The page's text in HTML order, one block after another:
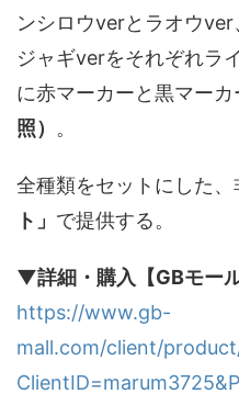
ンシロウverとラオウ
ジャギverをそれぞれラ
に赤マーカーと黒マーカ
照） 。
全種類をセットにした
ト」 で提供する。
▼詳細・購入【GBモー
https://www.gb-
mall.com/client/